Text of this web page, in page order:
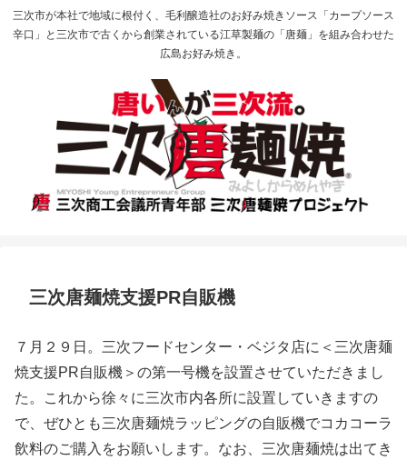
三次市が本社で地域に根付く、毛利醸造社のお好み焼きソース「カープソース
辛口」と三次市で古くから創業されている江草製麺の「唐麺」を組み合わせた
広島お好み焼き。
三次唐麺焼支援PR自販機
７月２９日。三次フードセンター・ベジタ店に＜三次唐麺
焼支援PR自販機＞の第一号機を設置させていただきまし
た。これから徐々に三次市内各所に設置していきますの
で、ぜひとも三次唐麺焼ラッピングの自販機でコカコーラ
飲料のご購入をお願いします。なお、三次唐麺焼は出てき